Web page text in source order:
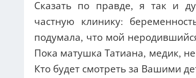
Сказать по правде, я так и
частную клинику:
подумала, что мой
Пока матушка Татиана, медик,
Кто будет смотреть за Вашими